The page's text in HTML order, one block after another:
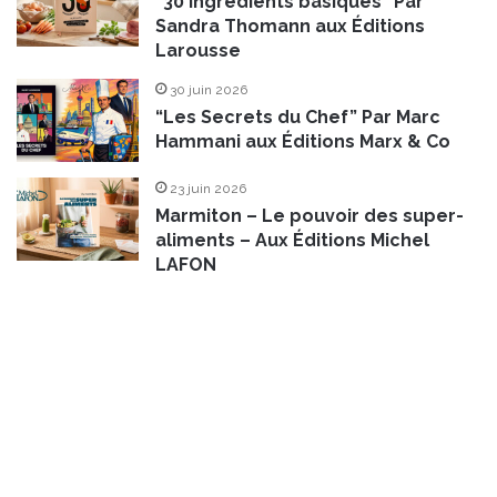
Sandra Thomann aux Éditions
Larousse
30 juin 2026
“Les Secrets du Chef” Par Marc
Hammani aux Éditions Marx & Co
23 juin 2026
Marmiton – Le pouvoir des super-
aliments – Aux Éditions Michel
LAFON